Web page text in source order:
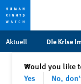
Skip
to
Skip
to
content
Aktuell Die Krise
Would you like
Yes
No,
✕Schließen